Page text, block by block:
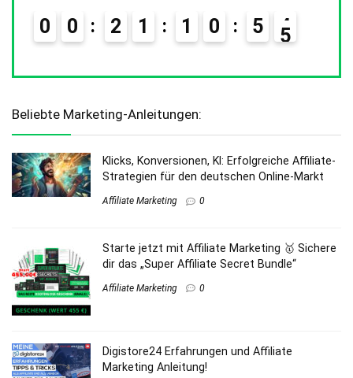
0 0 2 1 1 0 5
3
Beliebte Marketing-Anleitungen:
Klicks, Konversionen, KI: Erfolgreiche Affiliate-
Strategien für den deutschen Online-Markt
Affiliate Marketing 0
Starte jetzt mit Affiliate Marketing 🥇 Sichere
dir das „Super Affiliate Secret Bundle“
Affiliate Marketing 0
Digistore24 Erfahrungen und Affiliate
Marketing Anleitung!